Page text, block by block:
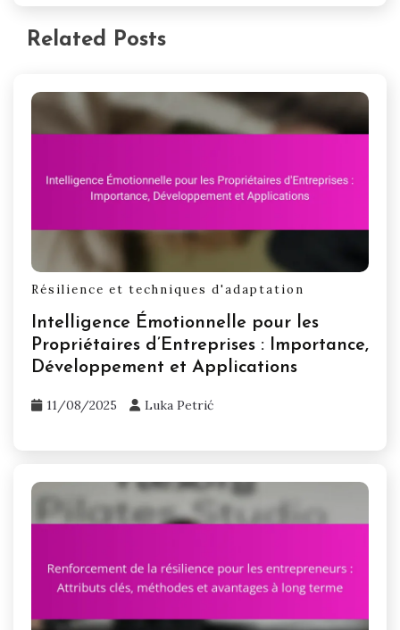
Related Posts
Résilience et techniques d'adaptation
Intelligence Émotionnelle pour les
Propriétaires d’Entreprises : Importance,
Développement et Applications
11/08/2025 Luka Petrić